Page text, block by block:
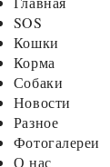
SOS
Кошки
Корма
Собаки
Новости
Разное
Фотогалереи
О нас